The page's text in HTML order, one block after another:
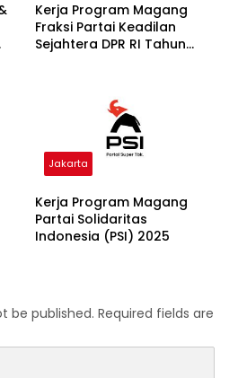
Kerja Program Magang
Fraksi Partai Keadilan
Sejahtera DPR RI Tahun
Jakarta
Kerja Program Magang
Partai Solidaritas
Indonesia (PSI) 2025
be published. Required fields are